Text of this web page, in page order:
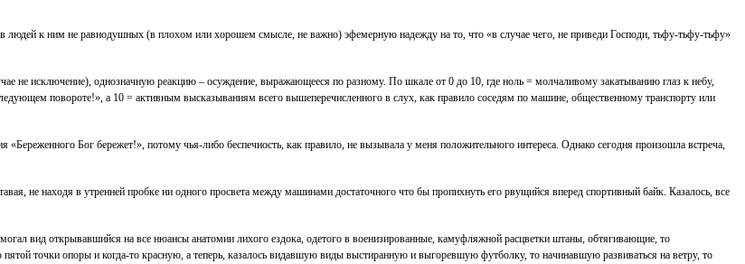
людей к ним не равнодушных (в плохом или хорошем смысле, не важно) эфемерную надежду на то, что «в случае чего, не приведи Господи, тьфу-тьфу-тьфу»
не исключение), однозначную реакцию – осуждение, выражающееся по разному. По шкале от 0 до 10, где ноль = молчаливому закатыванию глаз к небу,
повороте!», а 10 = активным высказываниям всего вышеперечисленного в слух, как правило соседям по машине, общественному транспорту или
Бог бережет!», потому чья-либо беспечность, как правило, не вызывала у меня положительного интереса. Однако сегодня произошла встреча,
не находя в утренней пробке ни одного просвета между машинами достаточного что бы пропихнуть его рвущийся вперед спортивный байк. Казалось, все
вид открывавшийся на все нюансы анатомии лихого ездока, одетого в военизированные, камуфляжной расцветки штаны, обтягивающие, то
точки опоры и когда-то красную, а теперь, казалось видавшую виды выстиранную и выгоревшую футболку, то начинавшую развиваться на ветру, то